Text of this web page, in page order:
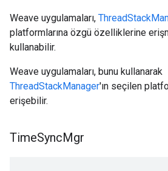
Weave uygulamaları,
platformlarına özgü özelliklerine
kullanabilir.
Weave uygulamaları, bunu kullanarak
ThreadStackManager'ın seçilen
erişebilir.
TimeSyncMgr